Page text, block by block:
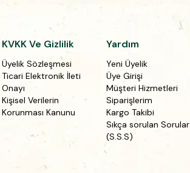
KVKK Ve Gizlilik
Üyelik Sözleşmesi
Ticari Elektronik İleti
Onayı
Kişisel Verilerin
Korunması Kanunu
Yardım
Yeni Üyelik
Üye Girişi
Müşteri Hizmetleri
Siparişlerim
Kargo Takibi
Sıkça sorulan Sorular
(S.S.S)